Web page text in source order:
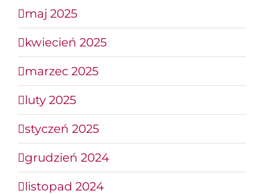
maj 2025
kwiecień 2025
marzec 2025
luty 2025
styczeń 2025
grudzień 2024
listopad 2024